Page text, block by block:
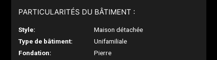
PARTICULARITÉS DU BÂTIMENT :
Style:
Maison détachée
Type de bâtiment:
Unifamiliale
Fondation:
Pierre